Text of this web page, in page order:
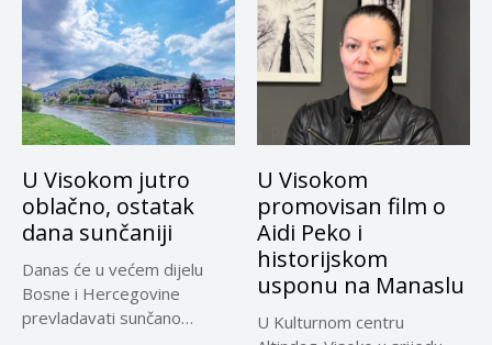
U Visokom jutro
oblačno, ostatak
dana sunčaniji
Danas će u većem dijelu
Bosne i Hercegovine
prevladavati sunčano
U Visokom
promovisan film o
Aidi Peko i
historijskom
usponu na Manaslu
U Kulturnom centru